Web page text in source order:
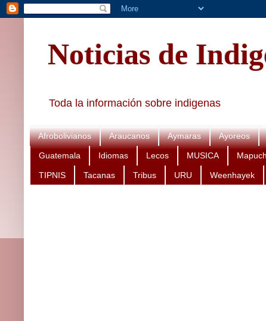
Noticias de
Toda la información sobre indigenas
Afrobolivianos Araucanos Aymaras Ayoreos
Guatemala Idiomas Lecos MUSICA
TIPNIS Tacanas Tribus URU Weenhayek